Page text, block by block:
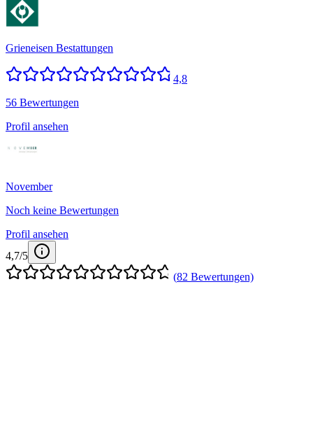
Grieneisen Bestattungen
4,8
56 Bewertungen
Profil ansehen
November
Noch keine Bewertungen
Profil ansehen
4,7/5
(82 Bewertungen)